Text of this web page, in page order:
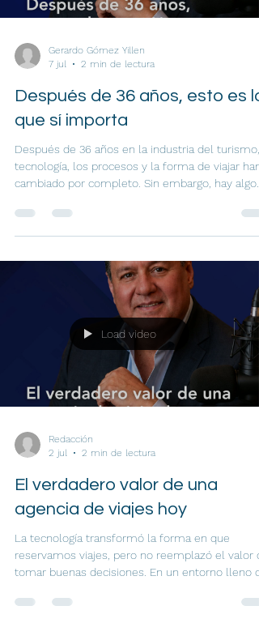
Gerardo Gómez Yillen
7 jul
2 min de lectura
Después de 36 años, esto es lo
que sí importa
Después de 36 años en la industria del turismo,
tecnología, los procesos y la forma de viajar han
cambiado por completo. Sin embargo, hay algo
confianza y el acompañamiento humano. Una
reflexión sobre lo que realmente marca la
sigue siendo tan importante como el destino.
Load video
Redacción
2 jul
2 min de lectura
El verdadero valor de una
agencia de viajes hoy
La tecnología transformó la forma en que
reservamos viajes, pero no reemplazó el valor
tomar buenas decisiones. En un entorno lleno
experiencia, estrategia y respaldo humano para